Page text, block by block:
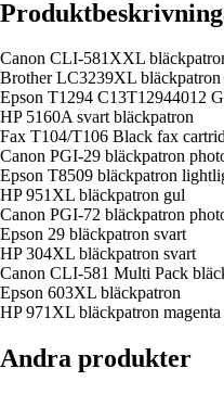
Canon CLI-581XXL
Brother LC3239XL
Epson T1294 C13T12944012
HP 5160A svart bläckpatron
Fax T104/T106 Black fax
Canon PGI-29 bläckpatron
Epson T8509 bläckpatron
HP 951XL bläckpatron gul
Canon PGI-72 bläckpatron
Epson 29 bläckpatron svart
HP 304XL bläckpatron svart
Canon CLI-581 Multi Pack
Epson 603XL bläckpatron
HP 971XL bläckpatron magenta
Andra produkter